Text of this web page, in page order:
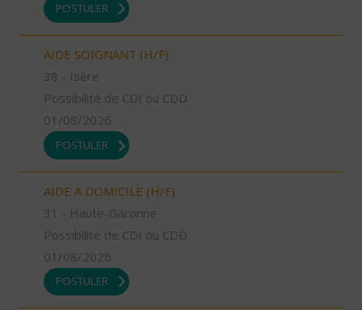
POSTULER
AIDE SOIGNANT (H/F)
38 - Isère
Possibilité de CDI ou CDD
01/08/2026
POSTULER
AIDE A DOMICILE (H/F)
31 - Haute-Garonne
Possibilité de CDI ou CDD
01/08/2026
POSTULER